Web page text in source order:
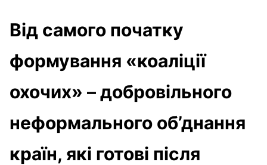
Від самого початку
формування «коаліції
охочих» – добровільного
неформального об’днання
країн, які готові після